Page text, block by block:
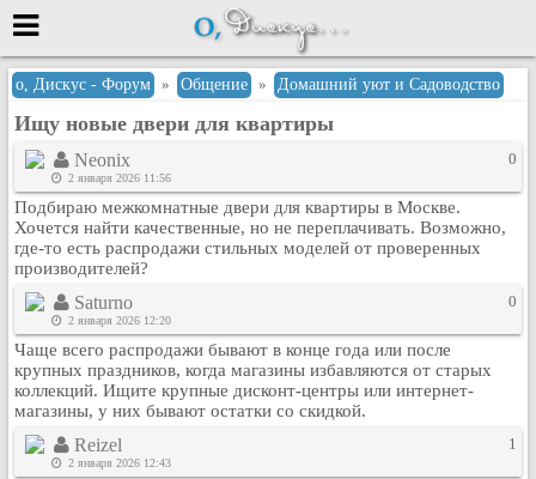
Меню
или войти через
Вход с 7ooo.ru
Регистрация
Забыли пароль?
Данные авторизации одинаковые с
сайтом 7ooo.ru
Форумы
Главная
Новые сообщения
о, Дискус - Форум » Общение » Домашний уют и Садоводство
Ищу новые двери для квартиры
Neonix
2 января 2026 11:56
0
Подбираю межкомнатные двери для квартиры в Москве.
Хочется найти качественные, но не переплачивать. Возможно,
где-то есть распродажи стильных моделей от проверенных
производителей?
Saturno
2 января 2026 12:20
0
Чаще всего распродажи бывают в конце года или после
крупных праздников, когда магазины избавляются от старых
коллекций. Ищите крупные дисконт-центры или интернет-
магазины, у них бывают остатки со скидкой.
Reizel
2 января 2026 12:43
1